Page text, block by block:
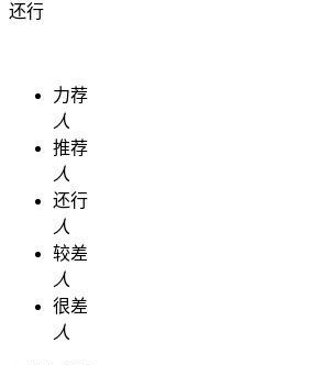
还行
力荐
人
推荐
人
还行
人
较差
人
很差
人